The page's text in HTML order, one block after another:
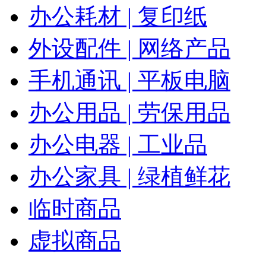
办公耗材 | 复印纸
外设配件 | 网络产品
手机通讯 | 平板电脑
办公用品 | 劳保用品
办公电器 | 工业品
办公家具 | 绿植鲜花
临时商品
虚拟商品